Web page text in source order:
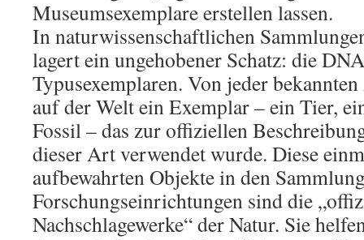
Museumsexemplare erstellen lassen.
In naturwissenschaftlichen
lagert ein ungehobener Schatz: die
Typusexemplaren. Von jeder
auf der Welt ein Exemplar – ein Tier,
Fossil – das zur offiziellen
dieser Art verwendet wurde. Diese
aufbewahrten Objekte in den
Forschungseinrichtungen sind die
Nachschlagewerke“ der Natur. Sie